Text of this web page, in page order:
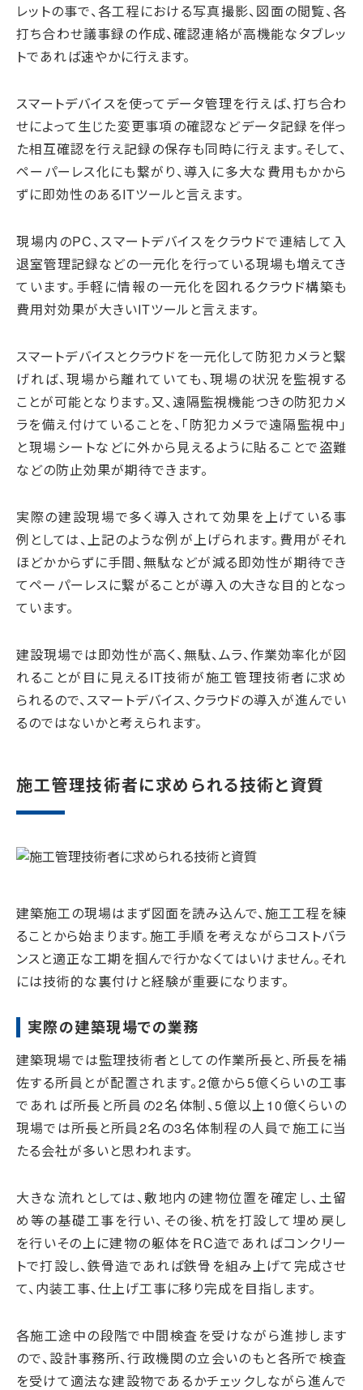
レットの事で、各工程における写真撮影、図面の閲覧、各
打ち合わせ議事録の作成、確認連絡が高機能なタブレッ
トであれば速やかに行えます。
スマートデバイスを使ってデータ管理を行えば、打ち合わ
せによって生じた変更事項の確認などデータ記録を伴っ
た相互確認を行え記録の保存も同時に行えます。そして、
ペーパーレス化にも繋がり、導入に多大な費用もかから
ずに即効性のあるITツールと言えます。
現場内のPC、スマートデバイスをクラウドで連結して入
退室管理記録などの一元化を行っている現場も増えてき
ています。手軽に情報の一元化を図れるクラウド構築も
費用対効果が大きいITツールと言えます。
スマートデバイスとクラウドを一元化して防犯カメラと繋
げれば、現場から離れていても、現場の状況を監視する
ことが可能となります。又、遠隔監視機能つきの防犯カメ
ラを備え付けていることを、「防犯カメラで遠隔監視中」
と現場シートなどに外から見えるように貼ることで盗難
などの防止効果が期待できます。
実際の建設現場で多く導入されて効果を上げている事
例としては、上記のような例が上げられます。費用がそれ
ほどかからずに手間、無駄などが減る即効性が期待でき
てペーパーレスに繋がることが導入の大きな目的となっ
ています。
建設現場では即効性が高く、無駄、ムラ、作業効率化が図
れることが目に見えるIT技術が施工管理技術者に求め
られるので、スマートデバイス、クラウドの導入が進んでい
るのではないかと考えられます。
施工管理技術者に求められる技術と資質
建築施工の現場はまず図面を読み込んで、施工工程を練
ることから始まります。施工手順を考えながらコストバラ
ンスと適正な工期を掴んで行かなくてはいけません。それ
には技術的な裏付けと経験が重要になります。
実際の建築現場での業務
建築現場では監理技術者としての作業所長と、所長を補
佐する所員とが配置されます。2億から5億くらいの工事
であれば所長と所員の2名体制、5億以上10億くらいの
現場では所長と所員2名の3名体制程の人員で施工に当
たる会社が多いと思われます。
大きな流れとしては、敷地内の建物位置を確定し、土留
め等の基礎工事を行い、その後、杭を打設して埋め戻し
を行いその上に建物の躯体をRC造であればコンクリー
トで打設し、鉄骨造であれば鉄骨を組み上げて完成させ
て、内装工事、仕上げ工事に移り完成を目指します。
各施工途中の段階で中間検査を受けながら進捗します
ので、設計事務所、行政機関の立会いのもと各所で検査
を受けて適法な建設物であるかチェックしながら進んで